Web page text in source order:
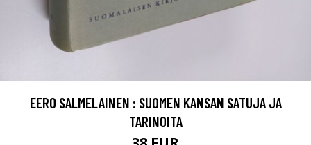
EERO SALMELAINEN : SUOMEN KANSAN SATUJA JA
TARINOITA